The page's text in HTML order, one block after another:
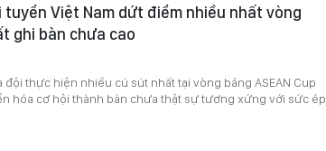
tuyển Việt Nam dứt điểm nhiều nhất vòng
ghi bàn chưa cao
đội thực hiện nhiều cú sút nhất tại vòng bảng ASEAN Cup
hóa cơ hội thành bàn chưa thật sự tương xứng với sức ép